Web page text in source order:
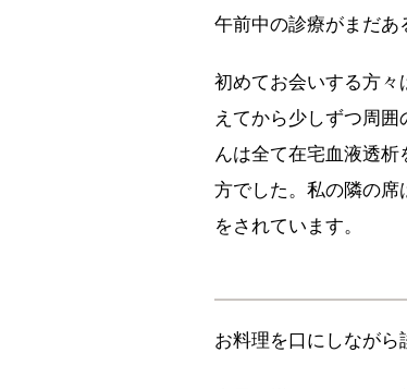
午前中の診療がまだあ
初めてお会いする方々
えてから少しずつ周
んは全て在宅血液透
方でした。私の隣の
をされています。
お料理を口にしながら